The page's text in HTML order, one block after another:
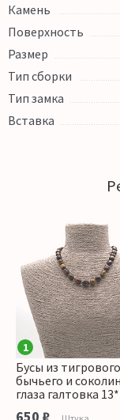
Камень
Поверхность
Размер
Тип сборки
Тип замка
Вставка
1
Бусы из
бычьего и
глаза галтовка